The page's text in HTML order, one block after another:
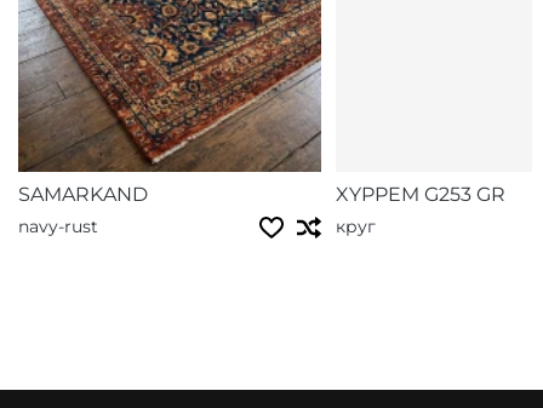
SAMARKAND
navy-rust
XYPPEM G253 GR
круг